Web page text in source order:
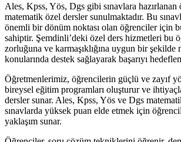
Ales, Kpss, Yös, Dgs gibi sınavlara
matematik özel dersler sunulmaktadır. Bu
önemli bir dönüm noktası olan öğrenciler için
sahiptir. Şemdinli’deki özel ders hizmetleri bu
zorluğuna ve karmaşıklığına uygun bir şekilde
konularında destek sağlayarak başarıyı
Öğretmenlerimiz, öğrencilerin güçlü ve zayıf
bireysel eğitim programları oluşturur ve
dersler sunar. Ales, Kpss, Yös ve Dgs
sınavlarda yüksek puan elde etmek için
yaklaşım sunar.